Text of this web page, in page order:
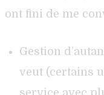
ont fini de me
Gestion
veut (certains
service avec